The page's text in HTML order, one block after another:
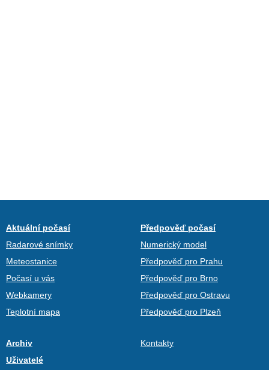
Aktuální počasí
Radarové snímky
Meteostanice
Počasí u vás
Webkamery
Teplotní mapa
Předpověď počasí
Numerický model
Předpověď pro Prahu
Předpověď pro Brno
Předpověď pro Ostravu
Předpověď pro Plzeň
Archiv
Uživatelé
Kontakty